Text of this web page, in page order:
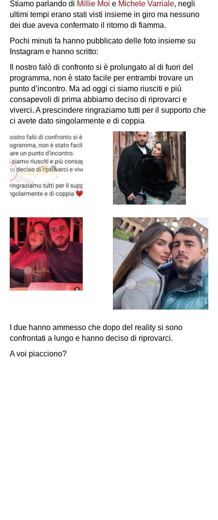
Stiamo parlando di Millie Moi e Michele Varriale, negli
ultimi tempi erano stati visti insieme in giro ma nessuno
dei due aveva confermato il ritorno di fiamma.
Pochi minuti fa hanno pubblicato delle foto insieme su
Instagram e hanno scritto:
Il nostro falò di confronto si è prolungato al di fuori del
programma, non è stato facile per entrambi trovare un
punto d’incontro. Ma ad oggi ci siamo riusciti e più
consapevoli di prima abbiamo deciso di riprovarci e
viverci. A prescindere ringraziamo tutti per il supporto che
ci avete dato singolarmente e di coppia
I due hanno ammesso che dopo del reality si sono
confrontati a lungo e hanno deciso di riprovarci.
A voi piacciono?